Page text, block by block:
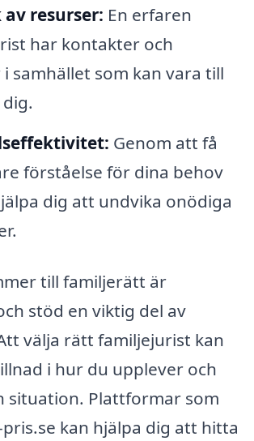
resurser: En erfaren
har kontakter och
samhället som kan vara till
Genom att få
förståelse för dina behov
dig att undvika onödiga
till familjerätt är
stöd en viktig del av
välja rätt familjejurist kan
i hur du upplever och
situation. Plattformar som
kan hjälpa dig att hitta